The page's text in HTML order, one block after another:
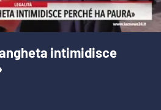
intimidisce